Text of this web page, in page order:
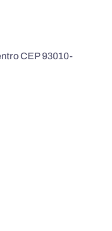
CEP 93010-